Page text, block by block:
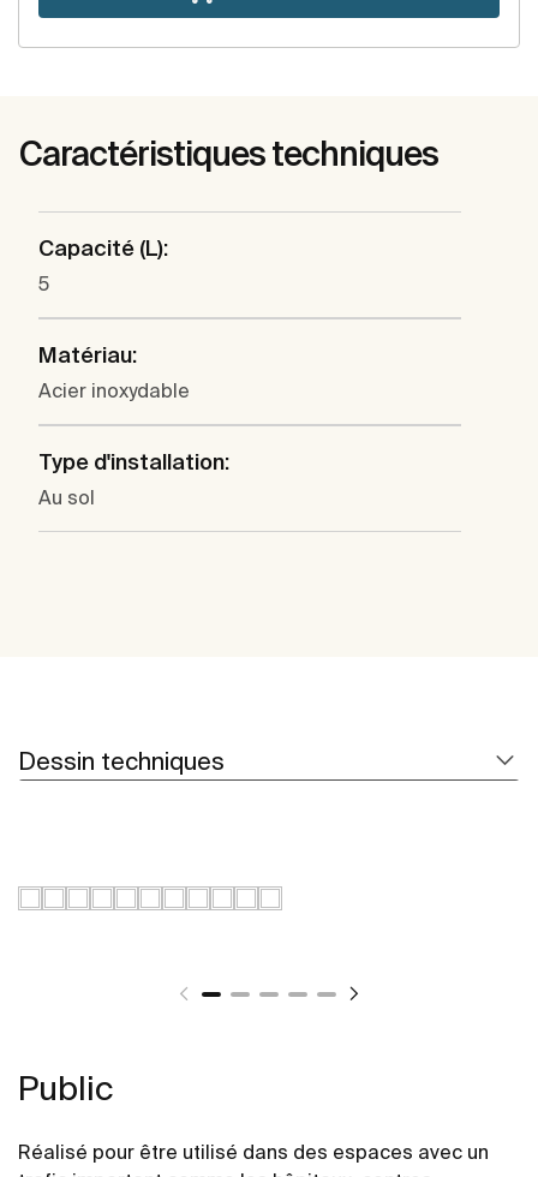
Caractéristiques techniques
Capacité (L):
5
Matériau:
Acier inoxydable
Type d'installation:
Au sol
Dessin techniques
Public
Réalisé pour être utilisé dans des espaces avec un